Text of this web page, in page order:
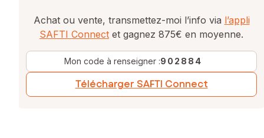
Achat ou vente, transmettez-moi l’info via l’appli
SAFTI Connect et gagnez 875€ en moyenne.
Mon code à renseigner :902884
Télécharger SAFTI Connect